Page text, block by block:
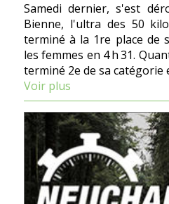
Samedi dernier, s'est
Bienne, l'ultra des 50
terminé à la 1re place de
les femmes en 4 h 31.
terminé 2e de sa catégorie
Voir plus